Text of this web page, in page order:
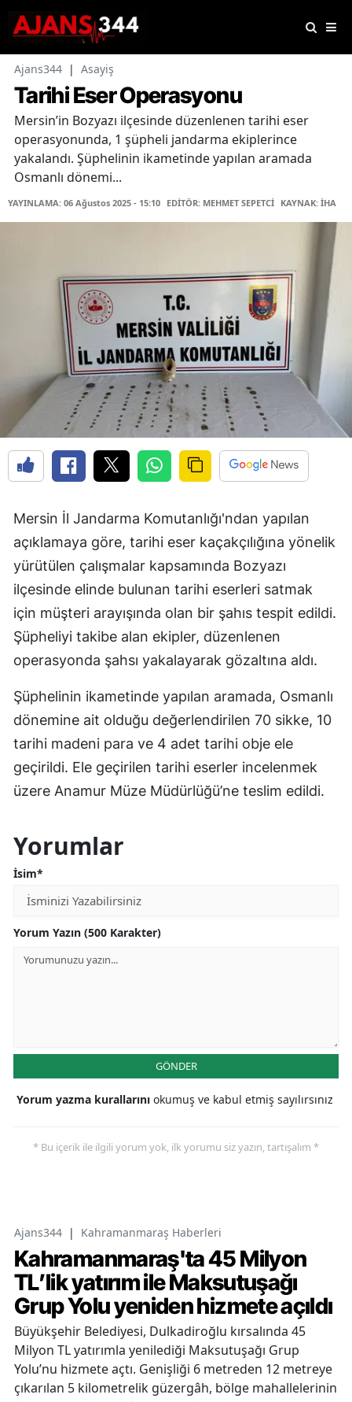
Ajans344 | Asayiş
Tarihi Eser Operasyonu
Mersin’in Bozyazı ilçesinde düzenlenen tarihi eser
operasyonunda, 1 şüpheli jandarma ekiplerince
yakalandı. Şüphelinin ikametinde yapılan aramada
Osmanlı dönemi...
YAYINLAMA: 06 Ağustos 2025 - 15:10 EDİTÖR: MEHMET SEPETCİ KAYNAK: İHA
Mersin İl Jandarma Komutanlığı'ndan yapılan
açıklamaya göre, tarihi eser kaçakçılığına yönelik
yürütülen çalışmalar kapsamında Bozyazı
ilçesinde elinde bulunan tarihi eserleri satmak
için müşteri arayışında olan bir şahıs tespit edildi.
Şüpheliyi takibe alan ekipler, düzenlenen
operasyonda şahsı yakalayarak gözaltına aldı.
Şüphelinin ikametinde yapılan aramada, Osmanlı
dönemine ait olduğu değerlendirilen 70 sikke, 10
tarihi madeni para ve 4 adet tarihi obje ele
geçirildi. Ele geçirilen tarihi eserler incelenmek
üzere Anamur Müze Müdürlüğü’ne teslim edildi.
Yorumlar
İsim*
Yorum Yazın (500 Karakter)
GÖNDER
Yorum yazma kurallarını okumuş ve kabul etmiş sayılırsınız
* Bu içerik ile ilgili yorum yok, ilk yorumu siz yazın, tartışalım *
Ajans344 | Kahramanmaraş Haberleri
Kahramanmaraş'ta 45 Milyon
TL’lik yatırım ile Maksutuşağı
Grup Yolu yeniden hizmete açıldı
Büyükşehir Belediyesi, Dulkadiroğlu kırsalında 45
Milyon TL yatırımla yenilediği Maksutuşağı Grup
Yolu’nu hizmete açtı. Genişliği 6 metreden 12 metreye
çıkarılan 5 kilometrelik güzergâh, bölge mahallelerinin